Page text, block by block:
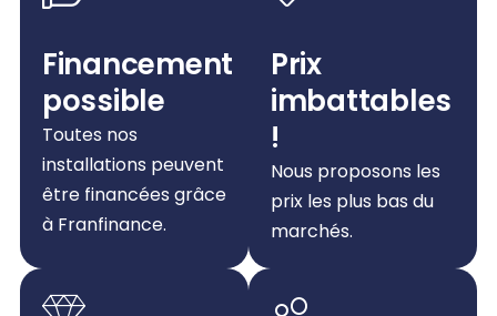
Financement
possible
Toutes nos
installations peuvent
être financées grâce
à Franfinance.
Prix
imbattables
!
Nous proposons les
prix les plus bas du
marchés.